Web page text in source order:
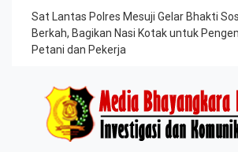
Sat Lantas Polres Mesuji Gelar Bhakti
Berkah, Bagikan Nasi Kotak untuk
Petani dan Pekerja